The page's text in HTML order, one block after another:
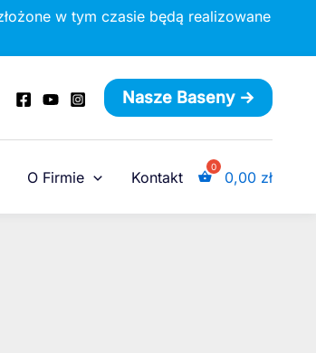
w tym czasie będą realizowane
Nasze Baseny ->
O Firmie Kontakt 0,00 zł